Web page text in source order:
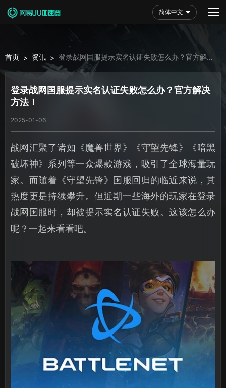
简体中文
首页 > 资讯 > 登录战网国服提示实名认证失败怎么办？官方解决
方法！
登录战网国服提示实名认证失败怎么办？官方解决
方法！
2025-01-06
战网汇聚了诸如《魔兽世界》《守望先锋》《暗黑
破坏神》系列等一众爆款游戏，吸引了全球海量玩
家。而随着《守望先锋》国服回归的临近来说，其
热度更是持续攀升。但近期一些海外的玩家在登录
战网国服时，却被提示实名认证失败。这该怎么办
呢？一起来看看吧。